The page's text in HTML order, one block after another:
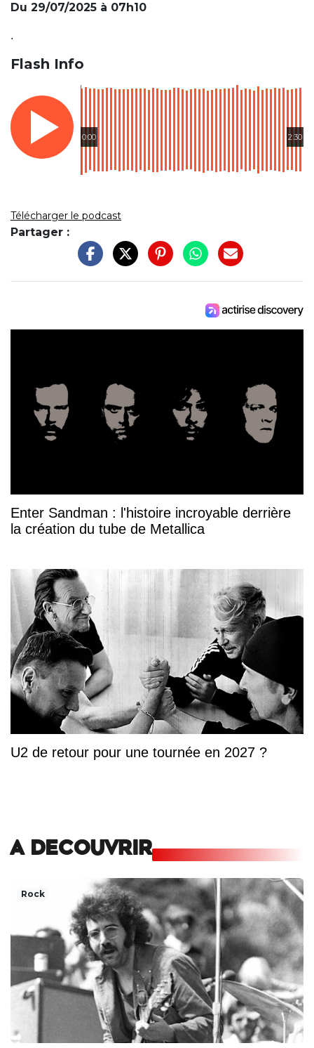
Du 29/07/2025 à 07h10
.
Flash Info
0:00 2:30
Télécharger le podcast
Partager :
Enter Sandman : l'histoire incroyable derrière
la création du tube de Metallica
U2 de retour pour une tournée en 2027 ?
A DECOUVRIR
Rock